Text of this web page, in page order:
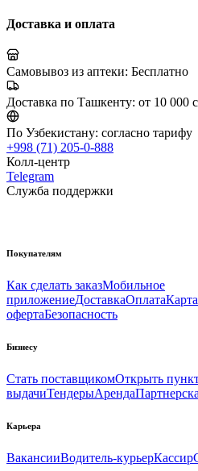
Доставка и оплата
Самовывоз из аптеки: Бесплатно
Доставка по Ташкенту: от 10 000
По Узбекистану: согласно тарифу
+998 (71) 205-0-888
Колл-центр
Telegram
Служба поддержки
Покупателям
Как сделать заказМобильное
приложениеДоставкаОплата
офертаБезопасность
Бизнесу
Стать поставщикомОткрыть
выдачиТендерыАренда
Карьера
ВакансииВодитель-курьерКассир